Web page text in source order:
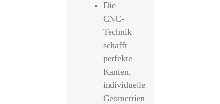
Die
CNC-
Technik
schafft
perfekte
Kanten,
individuelle
Geometrien